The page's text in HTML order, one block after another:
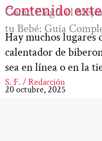
Contenido
Cómo Elegir el
tu Bebé: Guía
Hay muchos lugares
calentador de
sea en línea o en la
S. F. / Redacción
20 octubre, 2025